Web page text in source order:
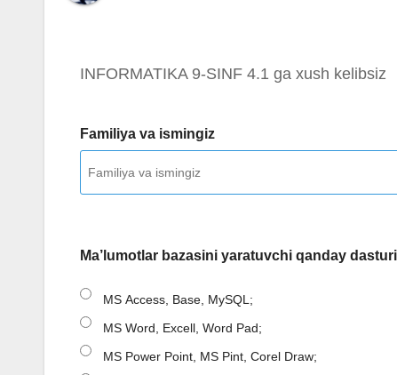
INFORMATIKA 9-SINF 4.1 ga xush kelibsiz
Familiya va ismingiz
Ma’lumotlar bazasini yaratuvchi qanday
MS Access, Base, MySQL;
MS Word, Excell, Word Pad;
MS Power Point, MS Pint, Corel Draw;